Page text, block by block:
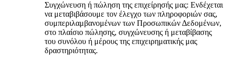
Συγχώνευση ή πώληση της επιχείρησής μας: Ενδέχεται
να μεταβιβάσουμε τον έλεγχο των πληροφοριών σας,
συμπεριλαμβανομένων των Προσωπικών Δεδομένων,
στο πλαίσιο πώλησης, συγχώνευσης ή μεταβίβασης
του συνόλου ή μέρους της επιχειρηματικής μας
δραστηριότητας.